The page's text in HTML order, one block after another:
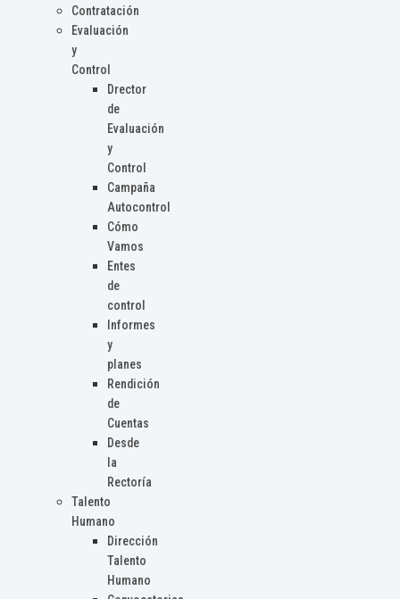
Contratación
Evaluación
y
Control
Drector
de
Evaluación
y
Control
Campaña
Autocontrol
Cómo
Vamos
Entes
de
control
Informes
y
planes
Rendición
de
Cuentas
Desde
la
Rectoría
Talento
Humano
Dirección
Talento
Humano